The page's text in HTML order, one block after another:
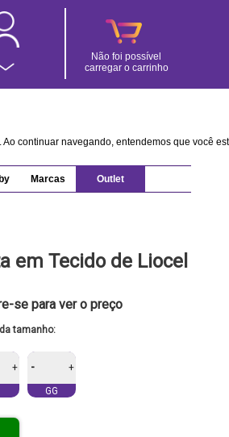
Não foi possível
carregar o carrinho
continuar navegando, entendemos que você
Marcas Outlet
em Tecido de Liocel
se para ver o preço
tamanho:
+ - +
GG